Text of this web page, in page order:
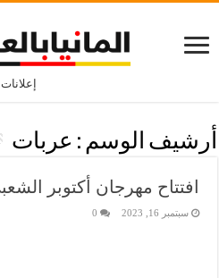
إعلانات
أرشيف الوسم : عربات
افتتاح مهرجان أكتوبر
سبتمبر 16, 2023 0